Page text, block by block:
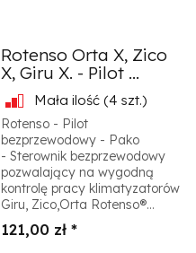
Rotenso Orta X, Zico
X, Giru X. - Pilot ...
Mała ilość (4 szt.)
Rotenso - Pilot
bezprzewodowy - Pako
- Sterownik bezprzewodowy
pozwalający na wygodną
kontrolę pracy klimatyzatorów
Giru, Zico,Orta Rotenso®...
121,00 zł *